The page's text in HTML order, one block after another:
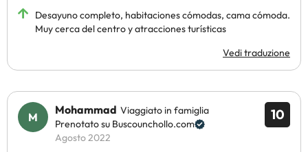
Desayuno completo, habitaciones cómodas, cama cómoda.
Muy cerca del centro y atracciones turísticas
Vedi traduzione
10
Mohammad Viaggiato in famiglia
Prenotato su Buscounchollo.com
Agosto 2022